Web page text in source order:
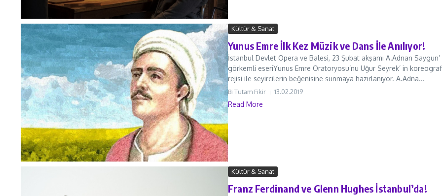
Kültür & Sanat
Yunus Emre İlk Kez Müzik ve Dans İle Anılıyor!
İstanbul Devlet Opera ve Balesi, 23 Şubat akşamı A.Adnan Saygun’
görkemli eseriYunus Emre Oratoryosu’nu Uğur Seyrek’ in
rejisi ile seyircilerin beğenisine sunmaya hazırlanıyor. A.Adna...
Bi Tutam Fikir 13.02.2019
Read More
Kültür & Sanat
Franz Ferdinand ve Glenn Hughes İstanbul’da!